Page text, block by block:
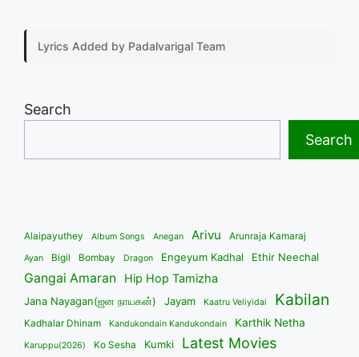
Lyrics Added by Padalvarigal Team
Search
Search
Alaipayuthey Album Songs Anegan Arivu Arunraja Kamaraj
Ayan Bigil Bombay Dragon Engeyum Kadhal Ethir Neechal
Gangai Amaran Hip Hop Tamizha
Jana Nayagan(ஜன நாயகன்) Jayam Kaatru Veliyidai Kabilan
Kadhalar Dhinam Kandukondain Kandukondain Karthik Netha
Karuppu(2026) Ko Sesha Kumki Latest Movies